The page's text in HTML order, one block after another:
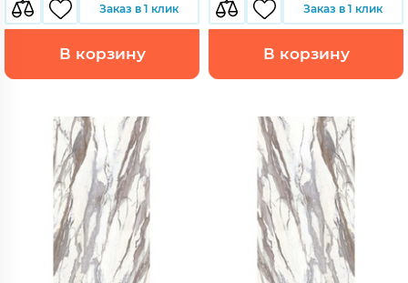
Заказ в 1 клик
В корзину
Заказ в 1 клик
В корзину